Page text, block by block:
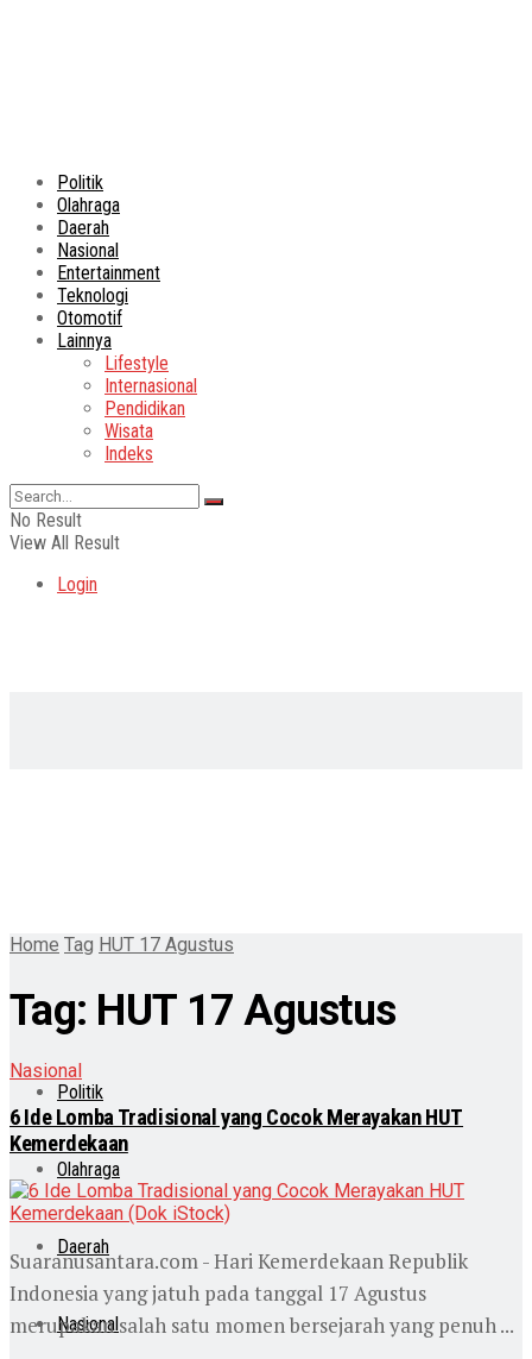
Politik
Olahraga
Daerah
Nasional
Entertainment
Teknologi
Otomotif
Lainnya
Lifestyle
Internasional
Pendidikan
Wisata
Indeks
No Result
View All Result
Login
Politik
Olahraga
Daerah
Nasional
Home Tag HUT 17 Agustus
Tag: HUT 17 Agustus
Nasional
6 Ide Lomba Tradisional yang Cocok Merayakan HUT
Kemerdekaan
Suaranusantara.com - Hari Kemerdekaan Republik
Indonesia yang jatuh pada tanggal 17 Agustus
merupakan salah satu momen bersejarah yang penuh ...